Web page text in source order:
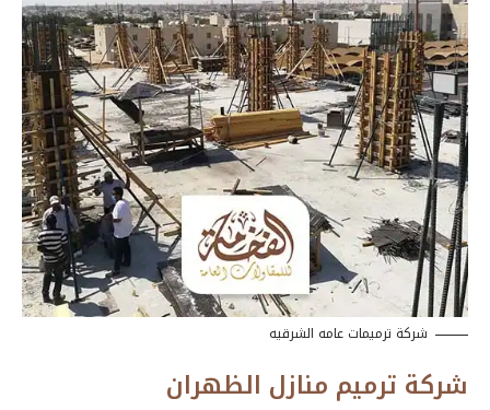
شركة ترميمات عامه الشرقيه
شركة ترميم منازل الظهران